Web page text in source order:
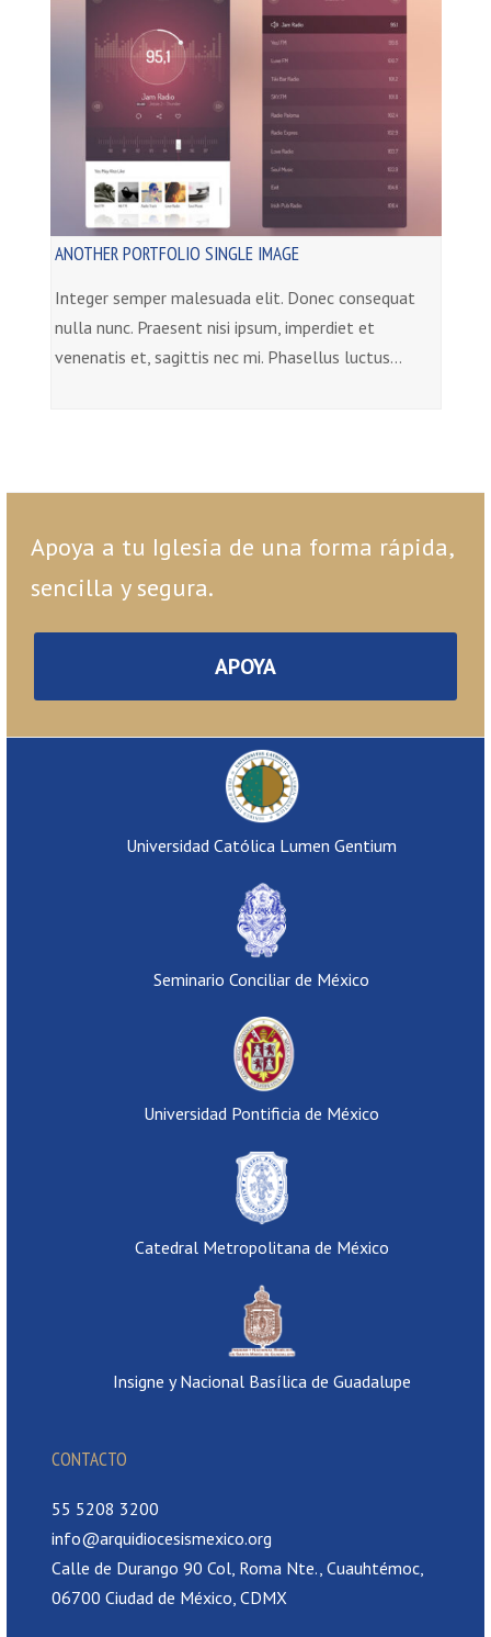
ANOTHER PORTFOLIO SINGLE IMAGE
Integer semper malesuada elit. Donec consequat
nulla nunc. Praesent nisi ipsum, imperdiet et
venenatis et, sagittis nec mi. Phasellus luctus…
Apoya a tu Iglesia de una forma rápida,
sencilla y segura.
APOYA
Universidad Católica Lumen Gentium
Seminario Conciliar de México
Universidad Pontificia de México
Catedral Metropolitana de México
Insigne y Nacional Basílica de Guadalupe
CONTACTO
55 5208 3200
info@arquidiocesismexico.org
Calle de Durango 90 Col, Roma Nte., Cuauhtémoc,
06700 Ciudad de México, CDMX